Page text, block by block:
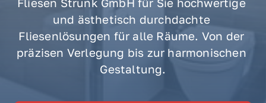
und ästhetisch
Fliesenlösungen für alle Räume. Von
präzisen Verlegung bis zur
Gestaltung.